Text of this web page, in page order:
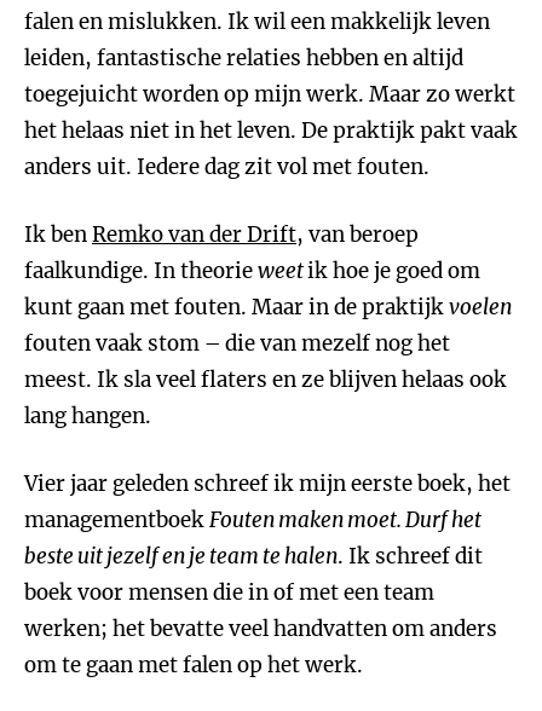
falen en mislukken. Ik wil een makkelijk leven
leiden, fantastische relaties hebben en altijd
toegejuicht worden op mijn werk. Maar zo werkt
het helaas niet in het leven. De praktijk pakt vaak
anders uit. Iedere dag zit vol met fouten.
Ik benRemko van der Drift, van beroep
faalkundige. In theorieweetik hoe je goed om
kunt gaan met fouten. Maar in de praktijkvoelen
fouten vaak stom – die van mezelf nog het
meest. Ik sla veel flaters en ze blijven helaas ook
lang hangen.
Vier jaar geleden schreef ik mijn eerste boek, het
managementboekFouten maken moet. Durf het
beste uit jezelf en je team te halen. Ik schreef dit
boek voor mensen die in of met een team
werken; het bevatte veel handvatten om anders
om te gaan met falen op het werk.